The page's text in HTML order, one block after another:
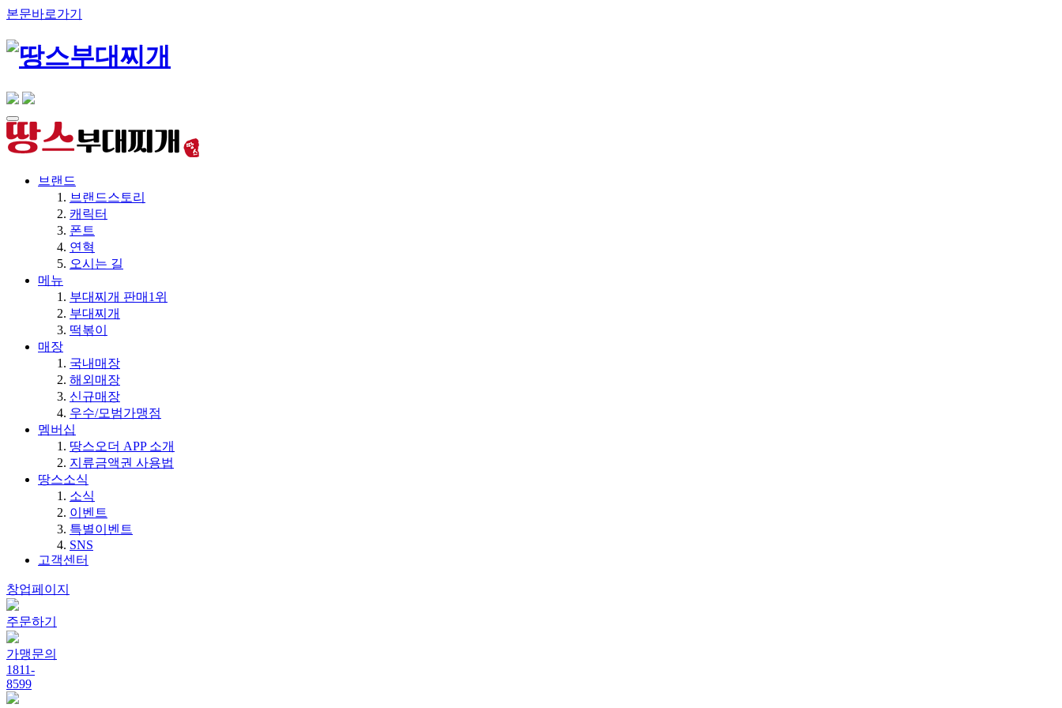
본문바로가기
브랜드
브랜드스토리
캐릭터
폰트
연혁
오시는 길
메뉴
부대찌개 판매1위
부대찌개
떡볶이
매장
국내매장
해외매장
신규매장
우수/모범가맹점
멤버십
땅스오더 APP 소개
지류금액권 사용법
땅스소식
소식
이벤트
특별이벤트
SNS
고객센터
창업페이지
주문하기
가맹문의
1811-
8599